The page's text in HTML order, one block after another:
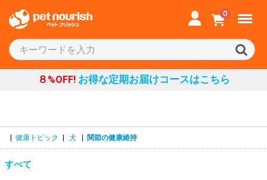
0 Menu
８%OFF!お得な定期お届けコースはこちら
健康トピック 犬 関節の健康維持
すべて